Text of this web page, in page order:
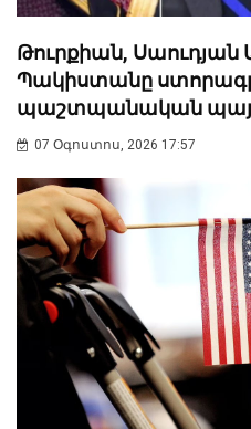
Թուրքիան,
Պակիստանը
պաշտպանական
07 Օգոստոս, 2026 17:57